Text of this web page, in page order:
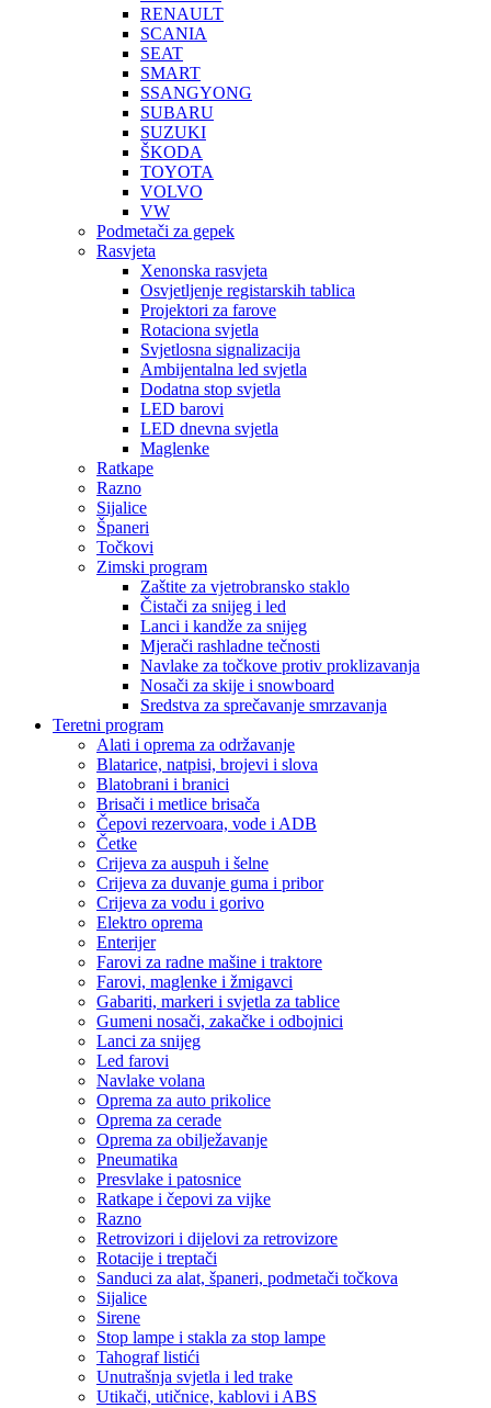
RENAULT
SCANIA
SEAT
SMART
SSANGYONG
SUBARU
SUZUKI
ŠKODA
TOYOTA
VOLVO
VW
Podmetači za gepek
Rasvjeta
Xenonska rasvjeta
Osvjetljenje registarskih tablica
Projektori za farove
Rotaciona svjetla
Svjetlosna signalizacija
Ambijentalna led svjetla
Dodatna stop svjetla
LED barovi
LED dnevna svjetla
Maglenke
Ratkape
Razno
Sijalice
Španeri
Točkovi
Zimski program
Zaštite za vjetrobransko staklo
Čistači za snijeg i led
Lanci i kandže za snijeg
Mjerači rashladne tečnosti
Navlake za točkove protiv proklizavanja
Nosači za skije i snowboard
Sredstva za sprečavanje smrzavanja
Teretni program
Alati i oprema za održavanje
Blatarice, natpisi, brojevi i slova
Blatobrani i branici
Brisači i metlice brisača
Čepovi rezervoara, vode i ADB
Četke
Crijeva za auspuh i šelne
Crijeva za duvanje guma i pribor
Crijeva za vodu i gorivo
Elektro oprema
Enterijer
Farovi za radne mašine i traktore
Farovi, maglenke i žmigavci
Gabariti, markeri i svjetla za tablice
Gumeni nosači, zakačke i odbojnici
Lanci za snijeg
Led farovi
Navlake volana
Oprema za auto prikolice
Oprema za cerade
Oprema za obilježavanje
Pneumatika
Presvlake i patosnice
Ratkape i čepovi za vijke
Razno
Retrovizori i dijelovi za retrovizore
Rotacije i treptači
Sanduci za alat, španeri, podmetači točkova
Sijalice
Sirene
Stop lampe i stakla za stop lampe
Tahograf listići
Unutrašnja svjetla i led trake
Utikači, utičnice, kablovi i ABS